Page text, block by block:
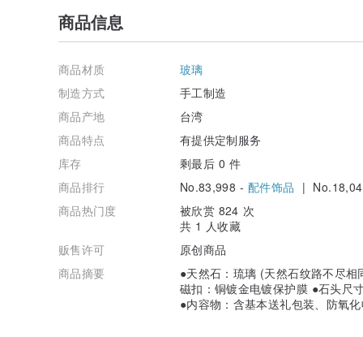
商品信息
商品材质
玻璃
制造方式
手工制造
商品产地
台湾
商品特点
有提供定制服务
库存
剩最后 0 件
商品排行
No.83,998 - 配件饰品 |
商品热门度
被欣赏 824 次
共 1 人收藏
贩售许可
原创商品
商品摘要
●天然石：琉璃 (天然石纹路不尽
磁扣：铜镀金电镀保护膜 ●石头尺
●内容物：含基本送礼包装、防氧